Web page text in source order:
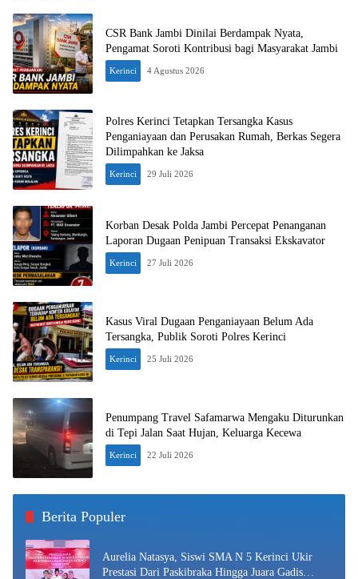
CSR Bank Jambi Dinilai Berdampak Nyata,
Pengamat Soroti Kontribusi bagi Masyarakat Jambi
Kerinci 4 Agustus 2026
Polres Kerinci Tetapkan Tersangka Kasus
Penganiayaan dan Perusakan Rumah, Berkas Segera
Dilimpahkan ke Jaksa
Kerinci 29 Juli 2026
Korban Desak Polda Jambi Percepat Penanganan
Laporan Dugaan Penipuan Transaksi Ekskavator
Kerinci 27 Juli 2026
Kasus Viral Dugaan Penganiayaan Belum Ada
Tersangka, Publik Soroti Polres Kerinci
Kerinci 25 Juli 2026
Penumpang Travel Safamarwa Mengaku Diturunkan
di Tepi Jalan Saat Hujan, Keluarga Kecewa
Kerinci 22 Juli 2026
Berita Populer
Aurelia Natasya, Siswi SMA N 5 Kerinci Ukir
Prestasi Dari Paskibraka Hingga Juara Gadis